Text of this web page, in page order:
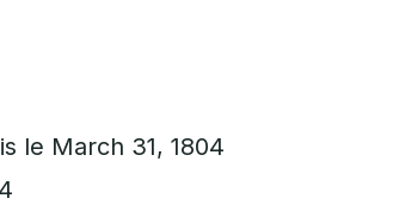
le March 31, 1804